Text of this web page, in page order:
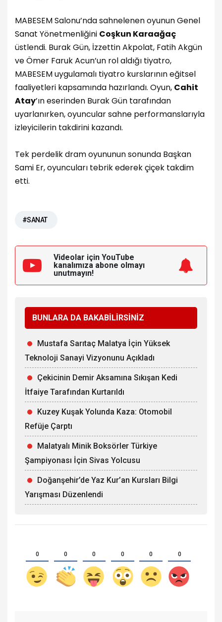
MABESEM Salonu’nda sahnelenen oyunun Genel
Sanat Yönetmenliğini Coşkun Karaağaç
üstlendi. Burak Gün, İzzettin Akpolat, Fatih Akgün
ve Ömer Faruk Acun’un rol aldığı tiyatro,
MABESEM uygulamalı tiyatro kurslarının eğitsel
faaliyetleri kapsamında hazırlandı. Oyun, Cahit
Atay’ın eserinden Burak Gün tarafından
uyarlanırken, oyuncular sahne performanslarıyla
izleyicilerin takdirini kazandı.
Tek perdelik dram oyununun sonunda Başkan
Sami Er, oyuncuları tebrik ederek çiçek takdim
etti.
#SANAT
Videolar için YouTube
kanalımıza abone olmayı
unutmayın!
BUNLARA DA BAKABİLİRSİNİZ
Mustafa Sarıtaç Malatya İçin Yüksek
Teknoloji Sanayi Vizyonunu Açıkladı
Çekicinin Demir Aksamına Sıkışan Kedi
İtfaiye Tarafından Kurtarıldı
Kuzey Kuşak Yolunda Kaza: Otomobil
Refüje Çarptı
Malatyalı Minik Boksörler Türkiye
Şampiyonası İçin Sivas Yolcusu
Doğanşehir’de Yaz Kur’an Kursları Bilgi
Yarışması Düzenlendi
0 0 0 0 0 0